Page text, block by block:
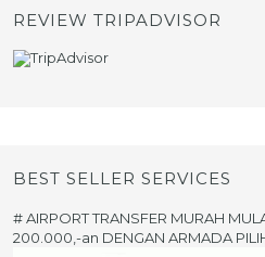
REVIEW TRIPADVISOR
BEST SELLER SERVICES
# AIRPORT TRANSFER MURAH
200.000,-an DENGAN ARMADA